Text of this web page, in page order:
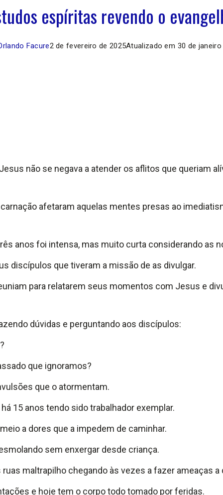
espíritas revendo o
Facure2 de fevereiro de 2025Atualizado em 30 de
não se negava a atender os aflitos que queriam
afetaram aquelas mentes presas ao
anos foi intensa, mas muito curta considerando as
discípulos que tiveram a missão de as divulgar.
para relatarem seus momentos com Jesus e
dúvidas e perguntando aos discípulos:
que ignoramos?
que o atormentam.
15 anos tendo sido trabalhador exemplar.
a dores que a impedem de caminhar.
sem enxergar desde criança.
maltrapilho chegando às vezes a fazer ameaças a
e hoje tem o corpo todo tomado por feridas.